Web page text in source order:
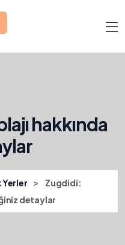
hakkında
Yerler >
Zugdidi:
detaylar